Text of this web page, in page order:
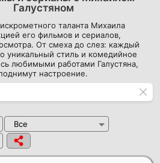
Галустяном
таланта Михаила
его фильмов и сериалов,
От смеха до слез: каждый
уникальный стиль и комедийное
любимыми работами Галустяна,
настроение.
Все